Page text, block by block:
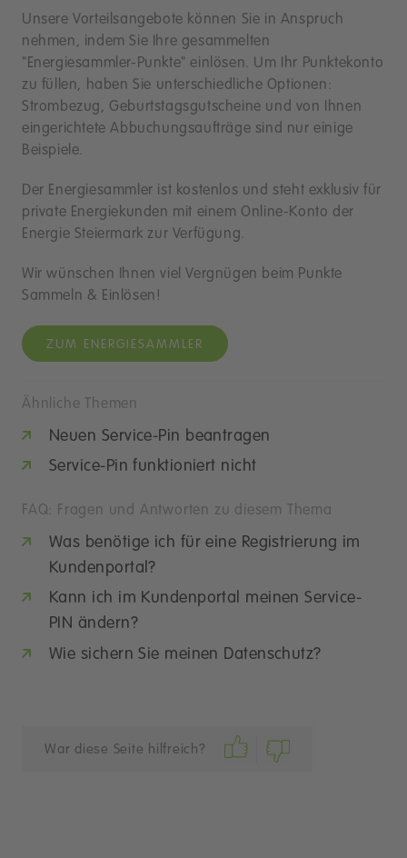
Unsere Vorteilsangebote können Sie in Anspruch
nehmen, indem Sie Ihre gesammelten
"Energiesammler-Punkte" einlösen. Um Ihr Punktekonto
zu füllen, haben Sie unterschiedliche Optionen:
Strombezug, Geburtstagsgutscheine und von Ihnen
eingerichtete Abbuchungsaufträge sind nur einige
Beispiele.
Der Energiesammler ist kostenlos und steht exklusiv für
private Energiekunden mit einem Online-Konto der
Energie Steiermark zur Verfügung.
Wir wünschen Ihnen viel Vergnügen beim Punkte
Sammeln & Einlösen!
ZUM ENERGIESAMMLER
Ähnliche Themen
Neuen Service-Pin beantragen
Service-Pin funktioniert nicht
FAQ: Fragen und Antworten zu diesem Thema
Was benötige ich für eine Registrierung im
Kundenportal?
Kann ich im Kundenportal meinen Service-
PIN ändern?
Wie sichern Sie meinen Datenschutz?
War diese Seite hilfreich?